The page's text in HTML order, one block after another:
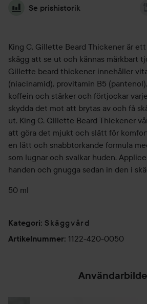
Se prishistorik
King C. Gillette Beard Thickener är ett
skägg att se ut och kännas märkbart
Gillette beard thickener innehåller
(niacinamid), provitamin B5
koffein och stärker och förtjockar
skydda det mot att brytas av och få
ut. King C. Gillette Beard Thickener
att göra det mjukt och slätt för
en lätt och snabbtorkande formula
som lugnar och svalkar huden.
handen och gnugga sedan in den i
50 ml
Kategori: Skäggvård
Artikelnummer: 1122-420-0050